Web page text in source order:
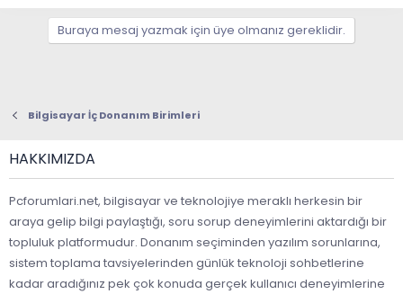
Buraya mesaj yazmak için üye olmanız gereklidir.
Bilgisayar İç Donanım Birimleri
HAKKIMIZDA
Pcforumlari.net, bilgisayar ve teknolojiye meraklı herkesin bir
araya gelip bilgi paylaştığı, soru sorup deneyimlerini aktardığı bir
topluluk platformudur. Donanım seçiminden yazılım sorunlarına,
sistem toplama tavsiyelerinden günlük teknoloji sohbetlerine
kadar aradığınız pek çok konuda gerçek kullanıcı deneyimlerine